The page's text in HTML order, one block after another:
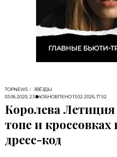
TOPNEWS
ЗВЁЗДЫ
03.06.2020, 23:04ОБНОВЛЕНО13.02.2026, 17:52
Королева
топе и
дресс-код